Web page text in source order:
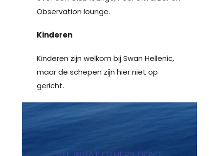
Observation lounge.
Kinderen
Kinderen zijn welkom bij Swan Hellenic,
maar de schepen zijn hier niet op
gericht.